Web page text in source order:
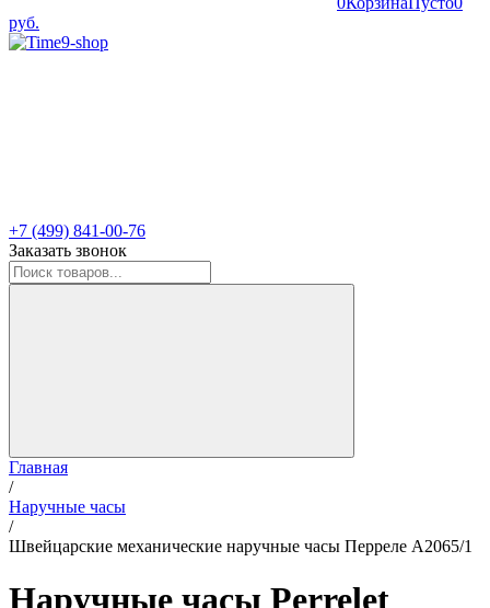
руб.
+7 (499) 841-00-76
Заказать звонок
Главная
/
Наручные часы
/
Швейцарские механические наручные часы Перреле A2065/1
Наручные часы Perrelet